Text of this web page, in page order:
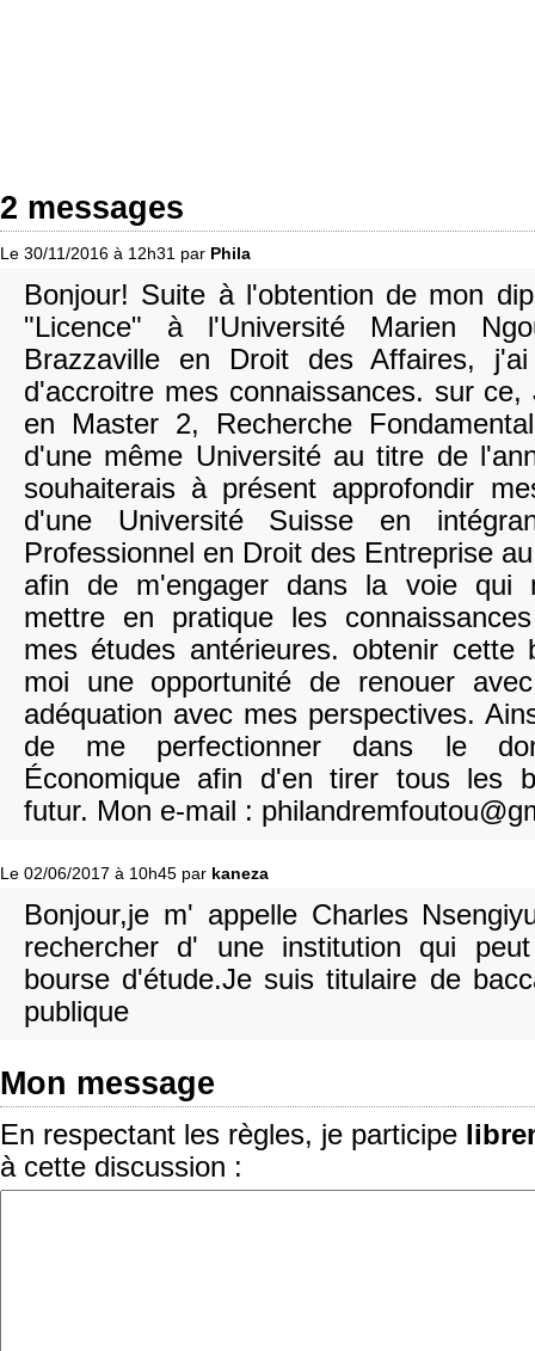
2 messages
Le 30/11/2016 à 12h31 par Phila
Bonjour! Suite à l'obtention de mon
"Licence" à l'Université Marien
Brazzaville en Droit des Affaires,
d'accroitre mes connaissances. sur
en Master 2, Recherche
d'une même Université au titre de
souhaiterais à présent approfondir
d'une Université Suisse en
Professionnel en Droit des Entreprise
afin de m'engager dans la voie qui
mettre en pratique les
mes études antérieures. obtenir cette
moi une opportunité de renouer
adéquation avec mes perspectives.
de me perfectionner dans le
Économique afin d'en tirer tous les
futur. Mon e-mail :
Le 02/06/2017 à 10h45 par kaneza
Bonjour,je m' appelle Charles
rechercher d' une institution qui
bourse d'étude.Je suis titulaire de
publique
Mon message
En respectant les règles, je participe
à cette discussion :